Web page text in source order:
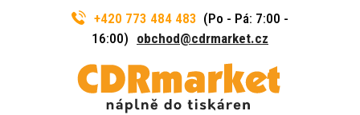
+420 773 484 483 (Po - Pá: 7:00 -
16:00) obchod@cdrmarket.cz